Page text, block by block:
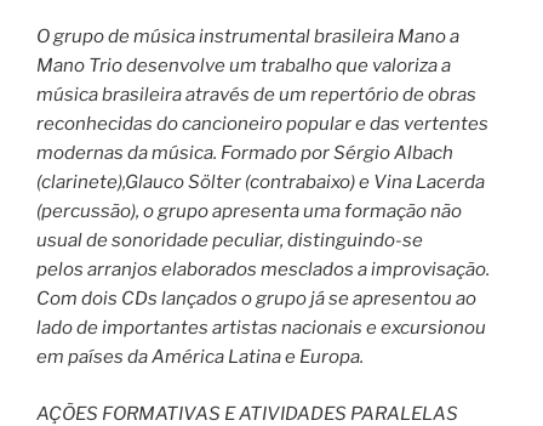
O grupo de música instrumental brasileira Mano a
Mano Trio desenvolve um trabalho que valoriza a
música brasileira através de um repertório de obras
reconhecidas do cancioneiro popular e das vertentes
modernas da música. Formado por Sérgio Albach
(clarinete),Glauco Sölter (contrabaixo) e Vina Lacerda
(percussão), o grupo apresenta uma formação não
usual de sonoridade peculiar, distinguindo-se
pelos arranjos elaborados mesclados a improvisação.
Com dois CDs lançados o grupo já se apresentou ao
lado de importantes artistas nacionais e excursionou
em países da América Latina e Europa.
AÇÕES FORMATIVAS E ATIVIDADES PARALELAS